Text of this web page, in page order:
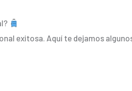
exitosa. Aquí te dejamos